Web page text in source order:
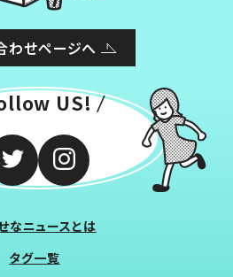
わせページへ
US!
なニュースとは
タグ一覧